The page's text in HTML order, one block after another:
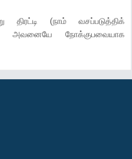
(நாம் வசப்படுத்திக்
அவனையே நோக்குபவையாக